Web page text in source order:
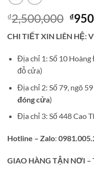
₫2,500,000 Giá
gốc
là:
₫
CHI TIẾT XIN LIÊN HỆ:
Địa chỉ 1: Số 10
đỗ cửa)
Địa chỉ 2: Số 79, ngõ
đóng cửa)
Địa chỉ 3: Số 448 Cao
Hotline – Zalo:
GIAO HÀNG TẬN NƠI –